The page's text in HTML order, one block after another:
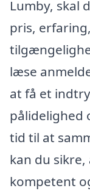
Lumby, skal
pris,
læse
at få et
pålidelighed
tid til at
kan du
kompetent